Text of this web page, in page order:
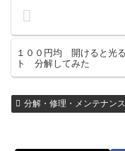
１００円均 開けると光
ト 分解してみた
分解・修理・メンテナンス